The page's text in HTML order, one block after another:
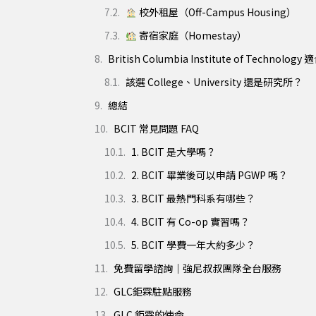
校外租屋（Off-Campus Housing）
寄宿家庭（Homestay）
British Columbia Institute of Technology 適
該選 College、University 還是研究所？
總結
BCIT 常見問題 FAQ
1. BCIT 是大學嗎？
2. BCIT 畢業後可以申請 PGWP 嗎？
3. BCIT 最熱門科系有哪些？
4. BCIT 有 Co-op 實習嗎？
5. BCIT 學費一年大約多少？
免費留學諮詢｜強尼叔叔團隊全台服務
GLC鉅霖駐點服務